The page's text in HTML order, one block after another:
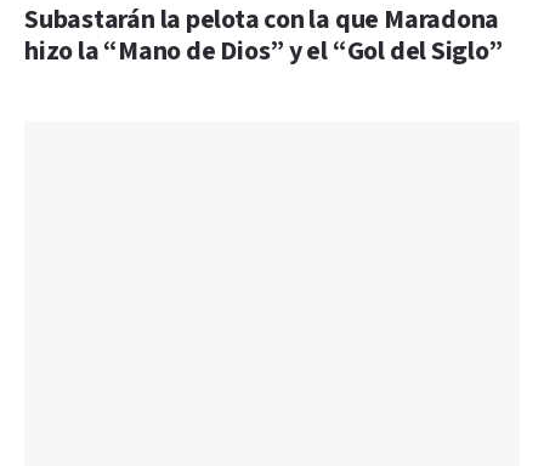
Subastarán la pelota con la que Maradona
hizo la “Mano de Dios” y el “Gol del Siglo”